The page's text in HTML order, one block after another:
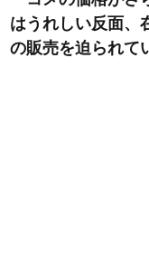
はうれしい反面、
の販売を迫られて